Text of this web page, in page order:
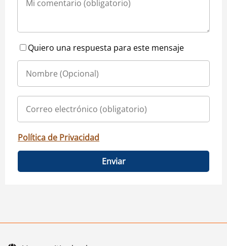
Quiero una respuesta para este mensaje
Política de Privacidad
Enviar